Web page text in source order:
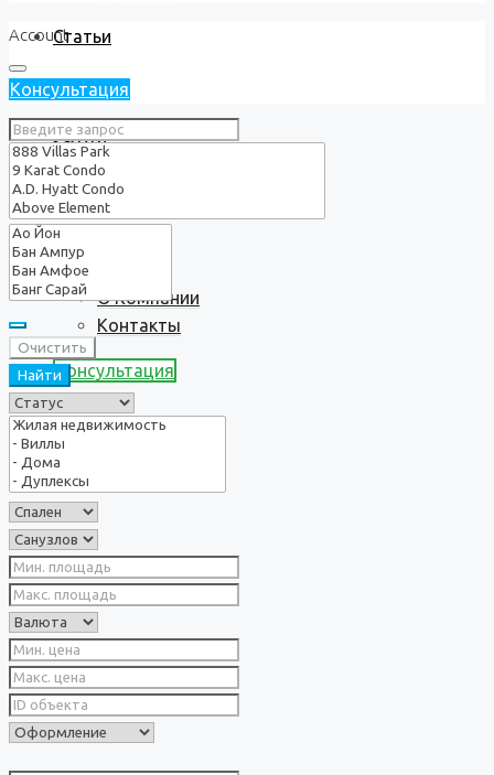
Статьи
Услуги
О нас
О Компании
Контакты
Консультация
Account
Консультация
Очистить
Найти